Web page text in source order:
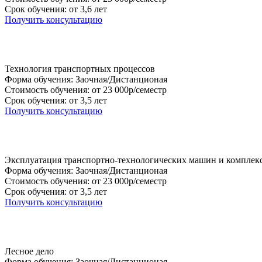
Срок обучения: от 3,6 лет
Получить консультацию
Технология транспортных процессов
Форма обучения: Заочная/Дистанционая
Стоимость обучения: от 23 000р/семестр
Срок обучения: от 3,5 лет
Получить консультацию
Эксплуатация транспортно-технологических машин и
Форма обучения: Заочная/Дистанционая
Стоимость обучения: от 23 000р/семестр
Срок обучения: от 3,5 лет
Получить консультацию
Лесное дело